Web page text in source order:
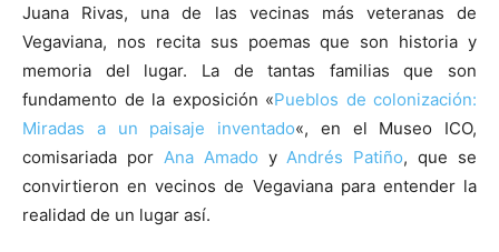
Juana Rivas, una de las vecinas más veteranas de
Vegaviana, nos recita sus poemas que son historia y
memoria del lugar. La de tantas familias que son
fundamento de la exposición «Pueblos de colonización:
Miradas a un paisaje inventado«, en el Museo ICO,
comisariada por Ana Amado y Andrés Patiño, que se
convirtieron en vecinos de Vegaviana para entender la
realidad de un lugar así.